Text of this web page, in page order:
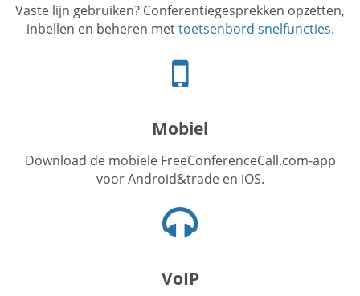
Vaste lijn gebruiken? Conferentiegesprekken opzetten,
inbellen en beheren mettoetsenbord snelfuncties.
Logo
van
telefoon
Mobiel
Download de mobiele FreeConferenceCall.com-app
voor Android&trade en iOS.
icoon
VoIP